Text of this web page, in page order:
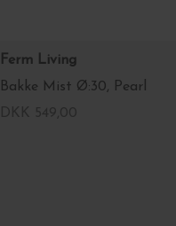
Ferm Living
Bakke Mist Ø:30, Pearl